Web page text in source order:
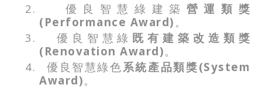
2. 優良智慧綠建築 營運類獎
(Performance Award) 。
3. 優良智慧綠 既有建築 改造類獎
(Renovation Award)。
4. 優良智慧綠色系統產品類獎(System
Award)。